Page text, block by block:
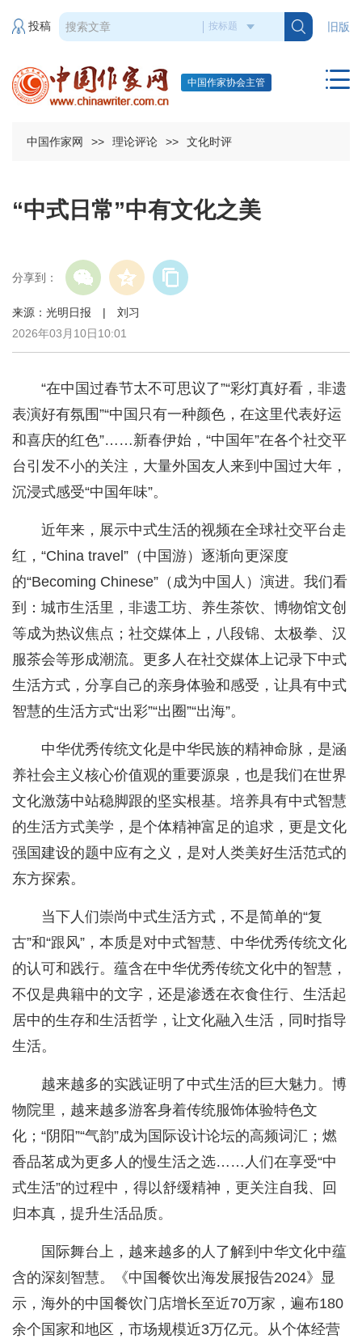
旧版
投稿
中国作家协会主管
中国作家网 >> 理论评论 >> 文化时评
“中式日常”中有文化之美
分享到：
来源：光明日报 | 刘习
2026年03月10日10:01
“在中国过春节太不可思议了”“彩灯真好看，非遗
表演好有氛围”“中国只有一种颜色，在这里代表好运
和喜庆的红色”……新春伊始，“中国年”在各个社交平
台引发不小的关注，大量外国友人来到中国过大年，
沉浸式感受“中国年味”。
近年来，展示中式生活的视频在全球社交平台走
红，“China travel”（中国游）逐渐向更深度
的“Becoming Chinese”（成为中国人）演进。我们看
到：城市生活里，非遗工坊、养生茶饮、博物馆文创
等成为热议焦点；社交媒体上，八段锦、太极拳、汉
服茶会等形成潮流。更多人在社交媒体上记录下中式
生活方式，分享自己的亲身体验和感受，让具有中式
智慧的生活方式“出彩”“出圈”“出海”。
中华优秀传统文化是中华民族的精神命脉，是涵
养社会主义核心价值观的重要源泉，也是我们在世界
文化激荡中站稳脚跟的坚实根基。培养具有中式智慧
的生活方式美学，是个体精神富足的追求，更是文化
强国建设的题中应有之义，是对人类美好生活范式的
东方探索。
当下人们崇尚中式生活方式，不是简单的“复
古”和“跟风”，本质是对中式智慧、中华优秀传统文化
的认可和践行。蕴含在中华优秀传统文化中的智慧，
不仅是典籍中的文字，还是渗透在衣食住行、生活起
居中的生存和生活哲学，让文化融入生活，同时指导
生活。
越来越多的实践证明了中式生活的巨大魅力。博
物院里，越来越多游客身着传统服饰体验特色文
化；“阴阳”“气韵”成为国际设计论坛的高频词汇；燃
香品茗成为更多人的慢生活之选……人们在享受“中
式生活”的过程中，得以舒缓精神，更关注自我、回
归本真，提升生活品质。
国际舞台上，越来越多的人了解到中华文化中蕴
含的深刻智慧。《中国餐饮出海发展报告2024》显
示，海外的中国餐饮门店增长至近70万家，遍布180
余个国家和地区，市场规模近3万亿元。从个体经营